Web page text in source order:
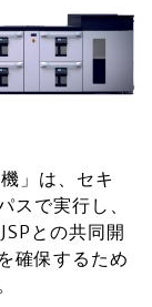
」は、セキ
スで実行し、
との共同開
確保するため